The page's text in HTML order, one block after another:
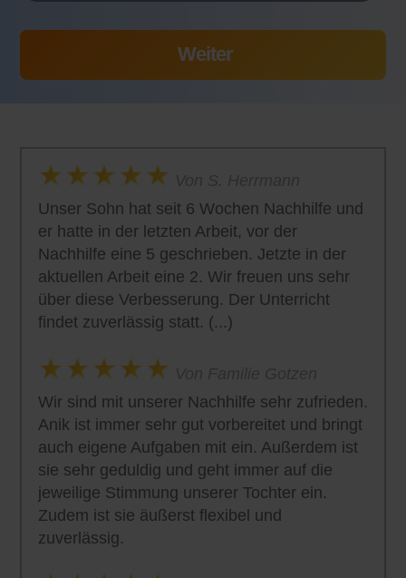
Unser Sohn hat seit 6 Wochen Nachhilfe und
er hatte in der letzten Arbeit, vor der
Nachhilfe eine 5 geschrieben. Jetzte in der
aktuellen Arbeit eine 2. Wir freuen uns sehr
über diese Verbesserung. Der Unterricht
findet zuverlässig statt. (...)
Wir sind mit unserer Nachhilfe sehr zufrieden.
Anik ist immer sehr gut vorbereitet und bringt
auch eigene Aufgaben mit ein. Außerdem ist
sie sehr geduldig und geht immer auf die
jeweilige Stimmung unserer Tochter ein.
Zudem ist sie äußerst flexibel und
zuverlässig.